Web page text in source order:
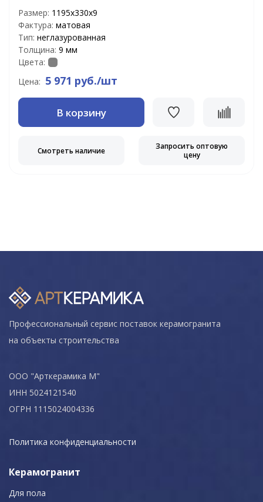
Размер: 1195х330х9
Фактура: матовая
Тип: неглазурованная
Толщина: 9 мм
Цвета:
Цена: 5 971 руб./шт
В корзину
Смотреть наличие
Запросить оптовую
цену
Профессиональный сервис поставок керамогранита
на объекты строительства
ООО "Арткерамика М"
ИНН 5024121540
ОГРН 1115024004336
Политика конфиденциальности
Керамогранит
Для пола